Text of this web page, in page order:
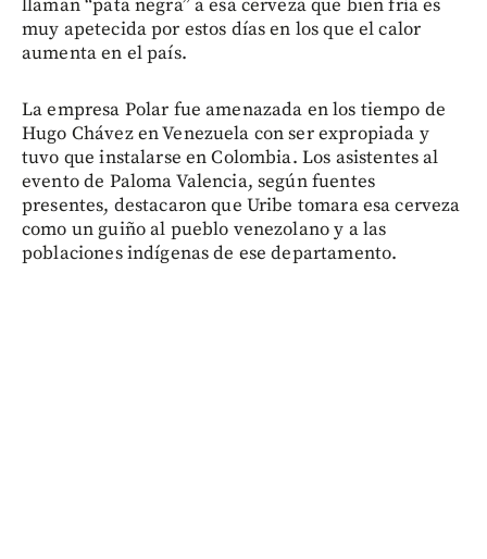
llaman “pata negra” a esa cerveza que bien fría es
muy apetecida por estos días en los que el calor
aumenta en el país.
La empresa Polar fue amenazada en los tiempo de
Hugo Chávez en Venezuela con ser expropiada y
tuvo que instalarse en Colombia. Los asistentes al
evento de Paloma Valencia, según fuentes
presentes, destacaron que Uribe tomara esa cerveza
como un guiño al pueblo venezolano y a las
poblaciones indígenas de ese departamento.